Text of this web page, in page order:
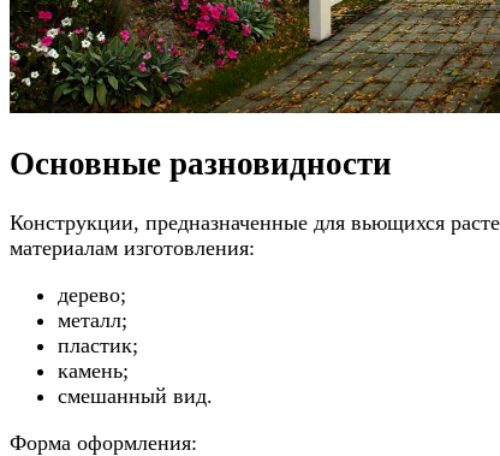
Основные разновидности
Конструкции, предназначенные для вьющихся
материалам изготовления:
дерево;
металл;
пластик;
камень;
смешанный вид.
Форма оформления: